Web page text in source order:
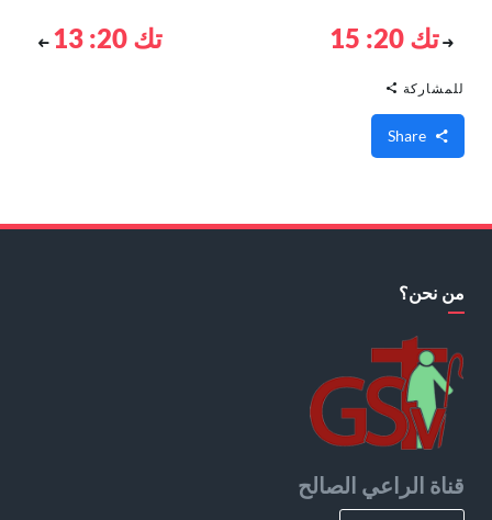
تك 20: 15 تك 20: 13
للمشاركة
من نحن؟
قناة الراعي الصالح